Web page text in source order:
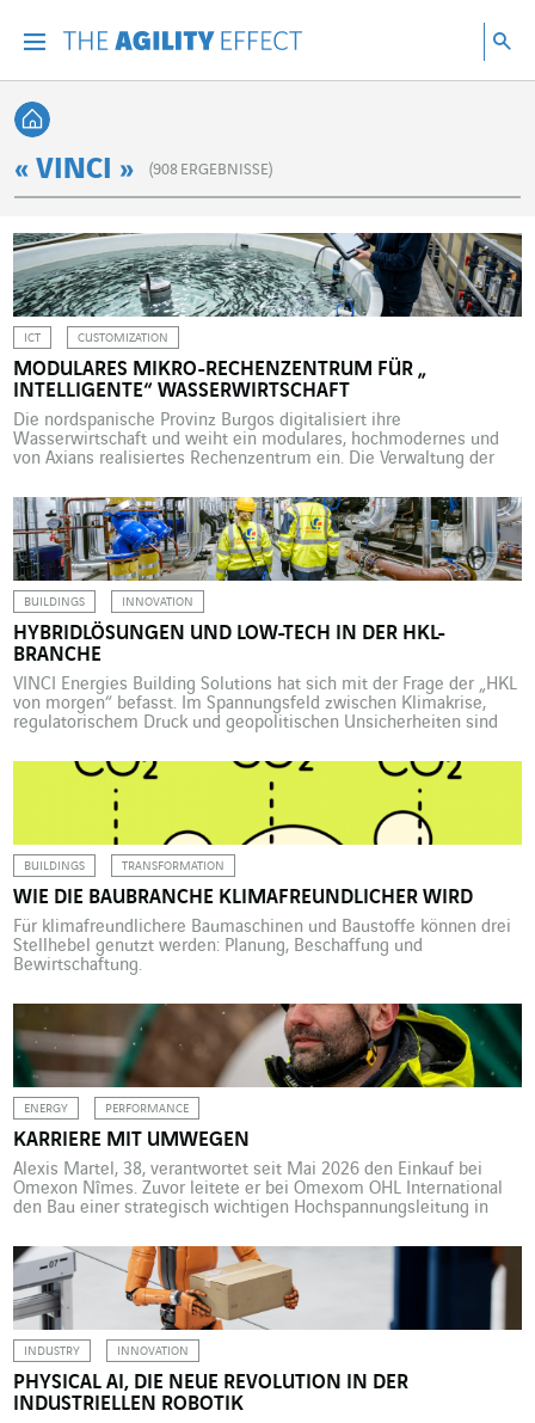
Zurück zur Startseite
« VINCI » (908 ERGEBNISSE)
ICT CUSTOMIZATION
MODULARES MIKRO-RECHENZENTRUM FÜR „
INTELLIGENTE“ WASSERWIRTSCHAFT
Die nordspanische Provinz Burgos digitalisiert ihre
Wasserwirtschaft und weiht ein modulares, hochmodernes und
von Axians realisiertes Rechenzentrum ein. Die Verwaltung der
leistungsfähigen digitalen Tools für die Wasserwirtschaft
ausstatten. Egal, ob es um Wasserqualität, Verbrauchsmonitoring,
Wasserstand in den Talsperren, Abwassermengen oder um
Überschwemmungsgefahren geht – das
Datenverarbeitungszentrum (CPD) soll […]
BUILDINGS INNOVATION
HYBRIDLÖSUNGEN UND LOW-TECH IN DER HKL-
BRANCHE
VINCI Energies Building Solutions hat sich mit der Frage der „HKL
von morgen“ befasst. Im Spannungsfeld zwischen Klimakrise,
regulatorischem Druck und geopolitischen Unsicherheiten sind
Lüftungslösungen gefragter denn je, doch die jeweiligen Vor- und
Nachteile wollen sorgfältig abgewogen sein. Hybrid- und Low-
Tech-Lösungen setzen sich durch. Wärmeisolierte Fassaden mit
Luftaufbereitungssystemen, Baustoffe mit hoher […]
BUILDINGS TRANSFORMATION
WIE DIE BAUBRANCHE KLIMAFREUNDLICHER WIRD
Für klimafreundlichere Baumaschinen und Baustoffe können drei
Stellhebel genutzt werden: Planung, Beschaffung und
Bewirtschaftung.
ENERGY PERFORMANCE
KARRIERE MIT UMWEGEN
Alexis Martel, 38, verantwortet seit Mai 2026 den Einkauf bei
Omexon Nîmes. Zuvor leitete er bei Omexom OHL International
den Bau einer strategisch wichtigen Hochspannungsleitung in
Know-how, aber auch ein Händchen für Personalführung
erfordern, sind bezeichnend für einen eher ungewöhnlichen und
von vielen Wendungen, Infragestellungen und mutigen
Entscheidungen geprägten […]
INDUSTRY INNOVATION
PHYSICAL AI, DIE NEUE REVOLUTION IN DER
INDUSTRIELLEN ROBOTIK